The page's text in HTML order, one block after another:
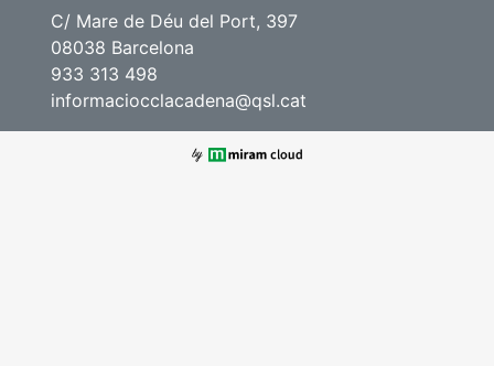
C/ Mare de Déu del Port, 397
08038 Barcelona
933 313 498
informaciocclacadena@qsl.cat